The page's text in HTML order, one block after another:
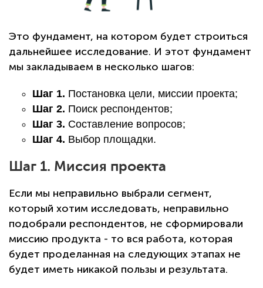
Это фундамент, на котором будет строиться
дальнейшее исследование. И этот фундамент
мы закладываем в несколько шагов:
Шаг 1. Постановка цели, миссии проекта;
Шаг 2. Поиск респондентов;
Шаг 3. Составление вопросов;
Шаг 4. Выбор площадки.
Шаг 1. Миссия проекта
Если мы неправильно выбрали сегмент,
который хотим исследовать, неправильно
подобрали респондентов, не сформировали
миссию продукта - то вся работа, которая
будет проделанная на следующих этапах не
будет иметь никакой пользы и результата.